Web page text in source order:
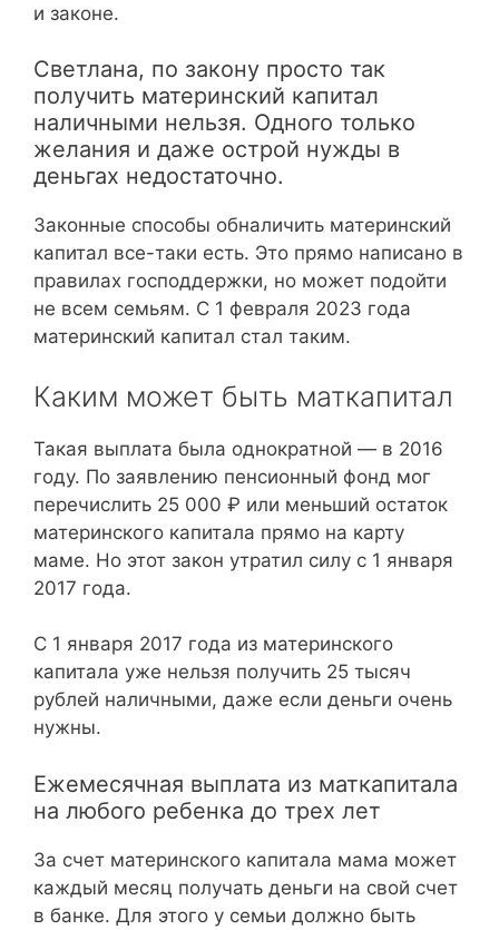
и законе.
Светлана, по закону просто так
получить материнский капитал
наличными нельзя. Одного только
желания и даже острой нужды в
деньгах недостаточно.
Законные способы обналичить материнский
капитал все-таки есть. Это прямо написано в
правилах господдержки, но может подойти
не всем семьям. С 1 февраля 2023 года
материнский капитал стал таким.
Каким может быть маткапитал
Такая выплата была однократной — в 2016
году. По заявлению пенсионный фонд мог
перечислить 25 000 ₽ или меньший остаток
материнского капитала прямо на карту
маме. Но этот закон утратил силу с 1 января
2017 года.
С 1 января 2017 года из материнского
капитала уже нельзя получить 25 тысяч
рублей наличными, даже если деньги очень
нужны.
Ежемесячная выплата из маткапитала
на любого ребенка до трех лет
За счет материнского капитала мама может
каждый месяц получать деньги на свой счет
в банке. Для этого у семьи должно быть